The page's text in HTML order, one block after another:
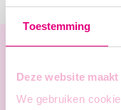
Toestemming
Deze website
We gebruiken
personeel